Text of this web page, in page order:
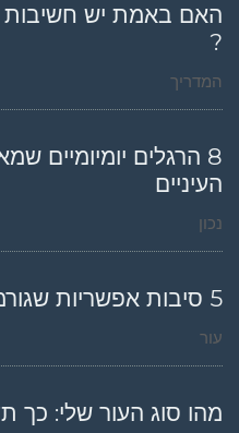
האם באמת יש חשיבות
?
המדריך
8 הרגלים יומיומיים
העיניים
נכון
5 סיבות אפשריות שגורמות לעור יבש
עור
מהו סוג העור שלי: כך